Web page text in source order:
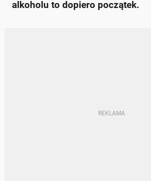
alkoholu to dopiero początek.